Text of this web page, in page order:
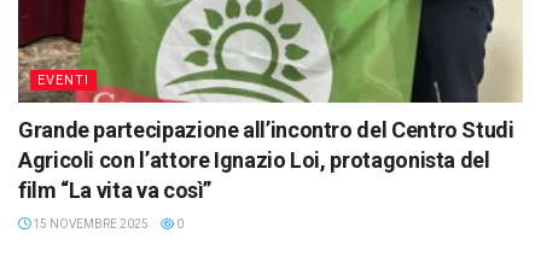
EVENTI
Grande partecipazione all’incontro del Centro Studi
Agricoli con l’attore Ignazio Loi, protagonista del
film “La vita va così”
15 NOVEMBRE 2025 0